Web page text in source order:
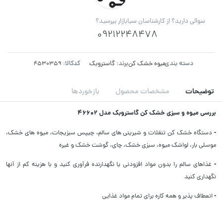
سوالی دارید؟ از کارشناسان سیابازار بپرسید؟
09212248478
دسته بندی:میوه خشک کنبرند:گاستروبک کدکالا:
توضیحات مشخصات محصول بازخوردها
بررسی میوه و سبزی خشک کن گاستروبک مدل 46602
-دستگاه خشک کن تنقلات و شیرینی های سالم، چیپس سبزیجات، میوه های خشک،
موسلی بار، لواشک میوه، سبزی خشک، چای، گوشت خشک و غیره
- غذاهای سالم را بدون مواد افزودنی یا نگهدارنده فرآوری کنید و با هزینه کم از آنها
نگهداری کنید
-انعطاف پذیر و همه کاره برای تمام مواد غذایی